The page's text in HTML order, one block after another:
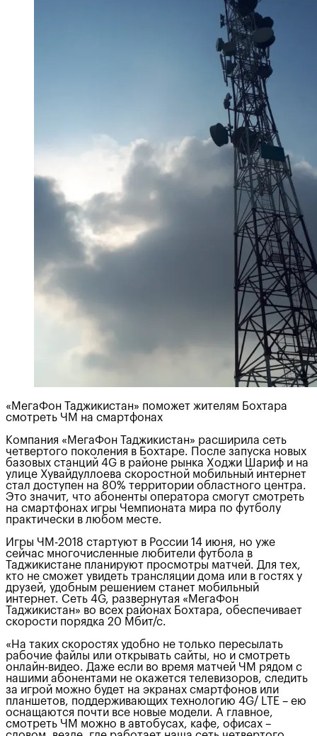
«МегаФон Таджикистан» поможет жителям Бохтара
смотреть ЧМ на смартфонах
Компания «МегаФон Таджикистан» расширила сеть
четвертого поколения в Бохтаре. После запуска новых
базовых станций 4G в районе рынка Ходжи Шариф и на
улице Хувайдуллоева скоростной мобильный интернет
стал доступен на 80% территории областного центра.
Это значит, что абоненты оператора смогут смотреть
на смартфонах игры Чемпионата мира по футболу
практически в любом месте.
Игры ЧМ-2018 стартуют в России 14 июня, но уже
сейчас многочисленные любители футбола в
Таджикистане планируют просмотры матчей. Для тех,
кто не сможет увидеть трансляции дома или в гостях у
друзей, удобным решением станет мобильный
интернет. Сеть 4G, развернутая «МегаФон
Таджикистан» во всех районах Бохтара, обеспечивает
скорости порядка 20 Мбит/с.
«На таких скоростях удобно не только пересылать
рабочие файлы или открывать сайты, но и смотреть
онлайн-видео. Даже если во время матчей ЧМ рядом с
нашими абонентами не окажется телевизоров, следить
за игрой можно будет на экранах смартфонов или
планшетов, поддерживающих технологию 4G/ LTE – ею
оснащаются почти все новые модели. А главное,
смотреть ЧМ можно в автобусах, кафе, офисах –